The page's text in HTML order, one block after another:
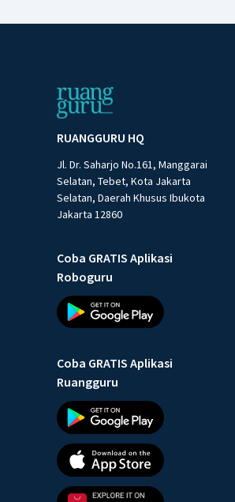
RUANGGURU HQ
Jl. Dr. Saharjo No.161, Manggarai
Selatan, Tebet, Kota Jakarta
Selatan, Daerah Khusus Ibukota
Jakarta 12860
Coba GRATIS Aplikasi
Roboguru
Coba GRATIS Aplikasi
Ruangguru